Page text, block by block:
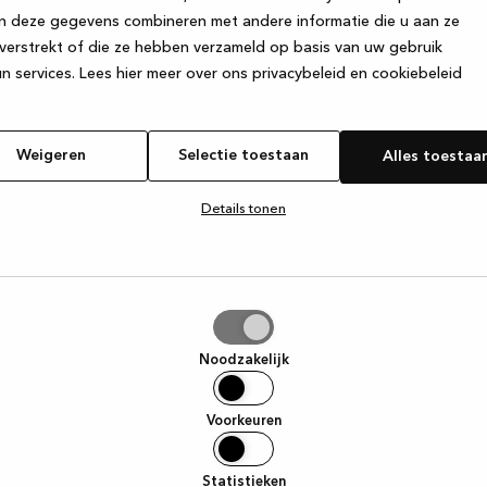
deze gegevens combineren met andere informatie die u aan ze
of die ze hebben verzameld op basis van uw gebruik
services. Lees hier meer over ons privacybeleid en cookiebeleid
Weigeren Selectie toestaan Alles
Details tonen
Noodzakelijk
Voorkeuren
Statistieken
has occurred while loadingwww.kvik.nl (see the